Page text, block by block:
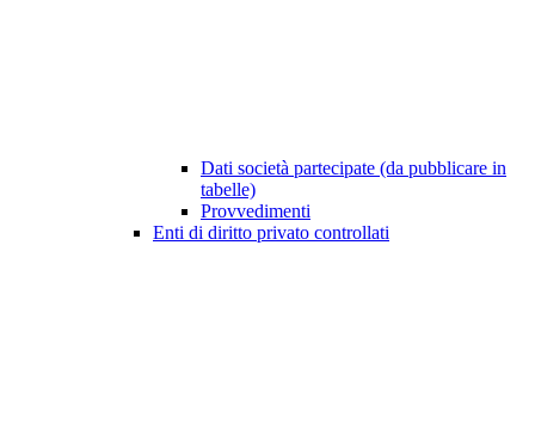
Dati società partecipate (da pubblicare in
tabelle)
Provvedimenti
Enti di diritto privato controllati